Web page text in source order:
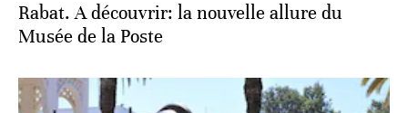
Rabat. A découvrir: la nouvelle allure du
Musée de la Poste